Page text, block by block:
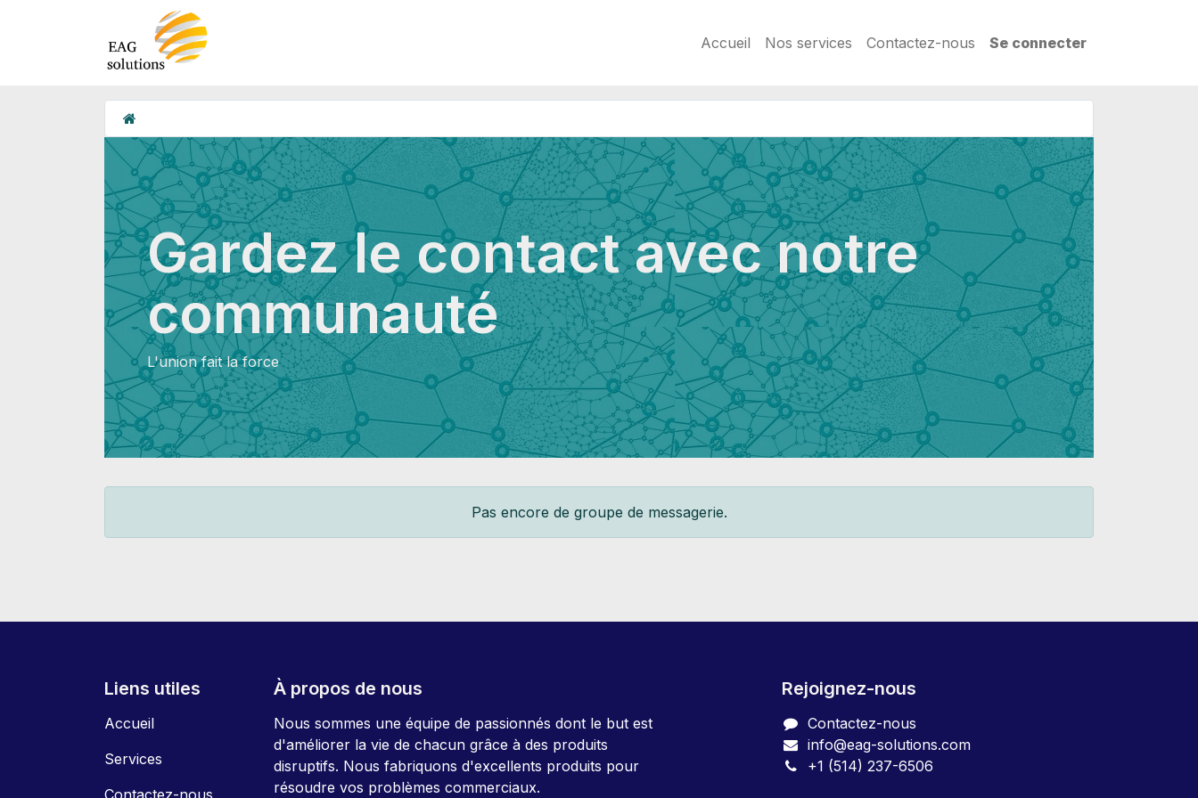
Accueil Nos services Contactez-nous Se connecter
Gardez le contact avec notre
communauté
L'union fait la force
Pas encore de groupe de messagerie.
Liens utiles
Accueil
Services
Contactez-nous
À propos de nous
Nous sommes une équipe de passionnés dont le but est
d'améliorer la vie de chacun grâce à des produits
disruptifs. Nous fabriquons d'excellents produits pour
résoudre vos problèmes commerciaux.
Rejoignez-nous
Contactez-nous
info@eag-solutions.com
+1 (514) 237-6506